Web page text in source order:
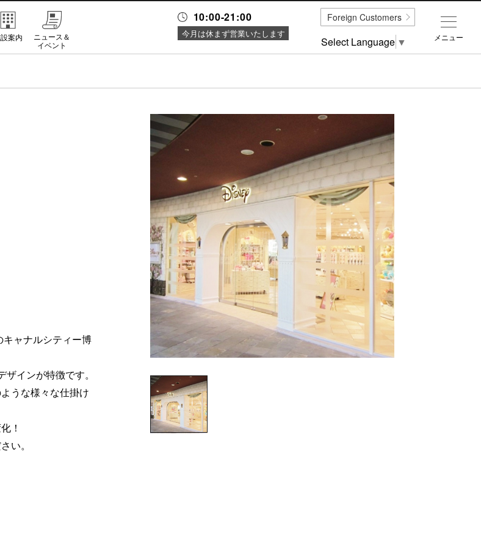
10:00-21:00
今月は休まず営業いたします
案内
ニュース＆
イベント
ャナルシティー博
インが特徴です。
うな様々な仕掛け
！
い。
メニュー
Foreign Customers
Select Language ▼